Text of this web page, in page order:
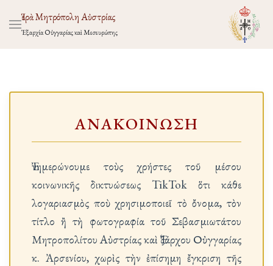
Ἱερὰ Μητρόπολη Αὐστρίας
Ἐξαρχία Οὑγγαρίας καὶ Μεσευρώπης
ΑΝΑΚΟΙΝΩΣΗ
Ἐνημερώνουμε τοὺς χρήστες τοῦ μέσου
κοινωνικῆς δικτυώσεως TikTok ὅτι κάθε
λογαριασμὸς ποὺ χρησιμοποιεῖ τὸ ὄνομα, τὸν
τίτλο ἢ τὴ φωτογραφία τοῦ Σεβασμιωτάτου
Μητροπολίτου Αὐστρίας καὶ Ἐξάρχου Οὐγγαρίας
κ. Ἀρσενίου, χωρὶς τὴν ἐπίσημη ἔγκριση τῆς